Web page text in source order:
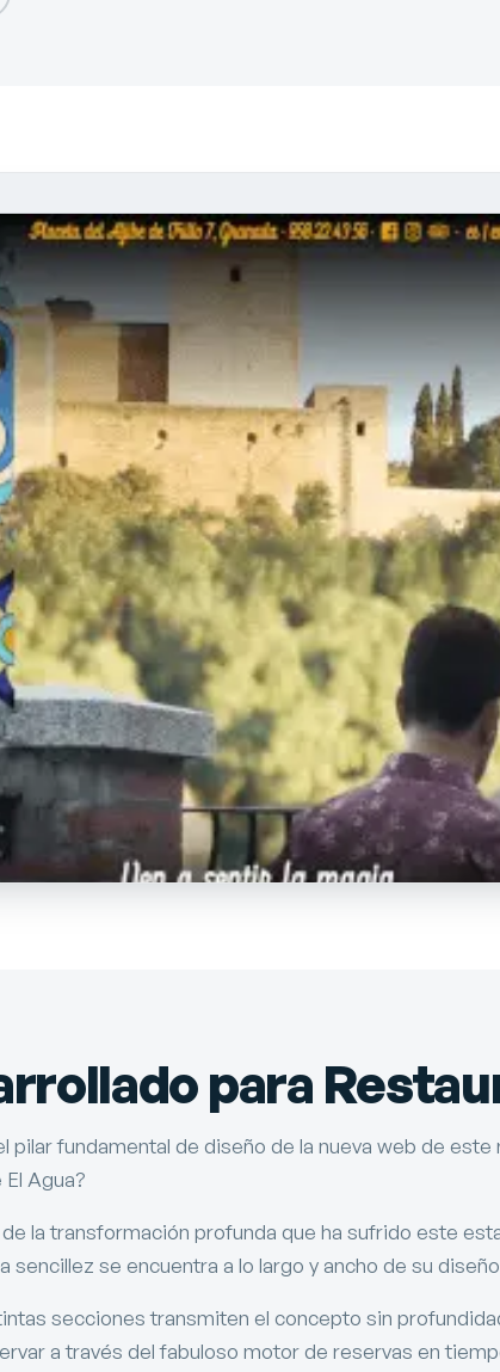
para
pilar fundamental de diseño de la nueva web de
Agua?
la transformación profunda que ha sufrido este
sencillez se encuentra a lo largo y ancho de su
secciones transmiten el concepto sin
a través del fabuloso motor de reservas en